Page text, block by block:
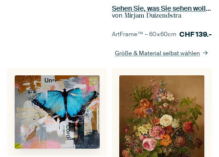
Sehen Sie, was Sie sehen wollen
von Mirjam Duizendstra
ArtFrame™ –60×60cm CHF139.-
Größe & Material selbst wählen